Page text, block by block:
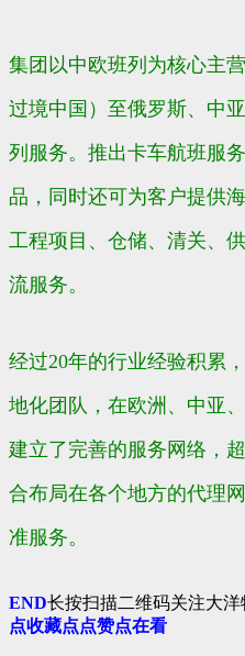
集团以中欧班列为核心主
过境中国）至俄罗斯、中
列服务。推出卡车航班服
品，同时还可为客户提供
工程项目、仓储、清关、
流服务。
经过20年的行业经验积累
地化团队，在欧洲、中亚
建立了完善的服务网络，
合布局在各个地方的代理
准服务。
END长按扫描二维码关注大
点收藏点点赞点在看